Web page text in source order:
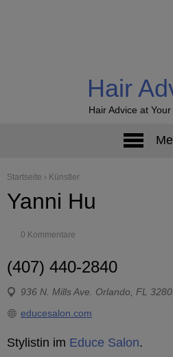
Hair
Hair Advice at
Startseite › Künstler
Yanni Hu
0 Kommentare
(407) 440-2840
936 N. Mills Ave. Orlando, FL
educesalon.com
Stylistin im Educe Salon.